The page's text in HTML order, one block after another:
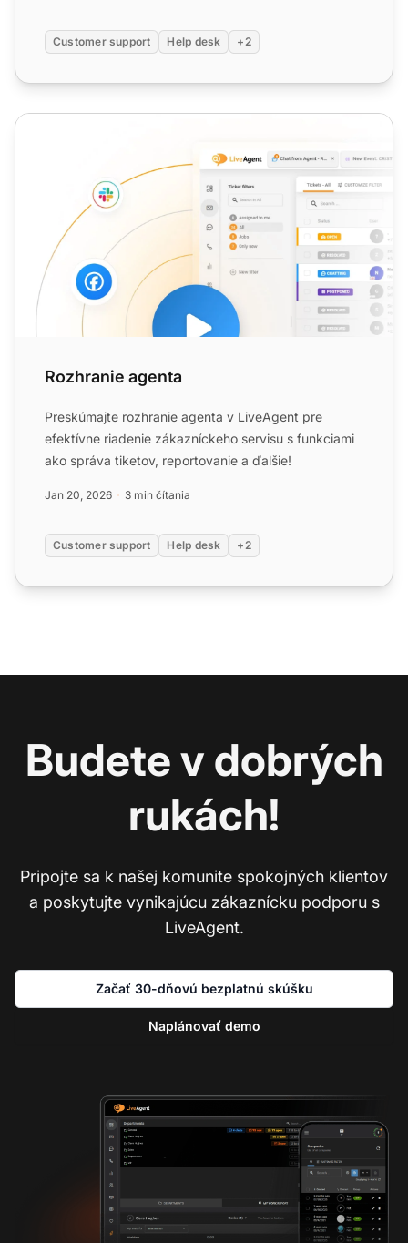
Customer support Help desk +2
Rozhranie agenta
Rozhranie agenta
Preskúmajte rozhranie agenta v LiveAgent pre
efektívne riadenie zákazníckeho servisu s funkciami
ako správa tiketov, reportovanie a ďalšie!
Jan 20, 2026 3 min čítania
Customer support Help desk +2
Budete v dobrých
rukách!
Pripojte sa k našej komunite spokojných klientov
a poskytujte vynikajúcu zákaznícku podporu s
LiveAgent.
Začať 30-dňovú bezplatnú skúšku
Naplánovať demo